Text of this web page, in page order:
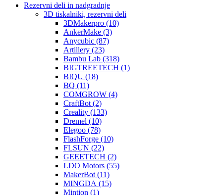
Rezervni deli in nadgradnje
3D tiskalniki, rezervni deli
3DMakerpro (10)
AnkerMake (3)
Anycubic (87)
Artillery (23)
Bambu Lab (318)
BIGTREETECH (1)
BIQU (18)
BQ (11)
COMGROW (4)
CraftBot (2)
Creality (133)
Dremel (10)
Elegoo (78)
FlashForge (10)
FLSUN (22)
GEEETECH (2)
LDO Motors (55)
MakerBot (11)
MINGDA (15)
Mintion (1)